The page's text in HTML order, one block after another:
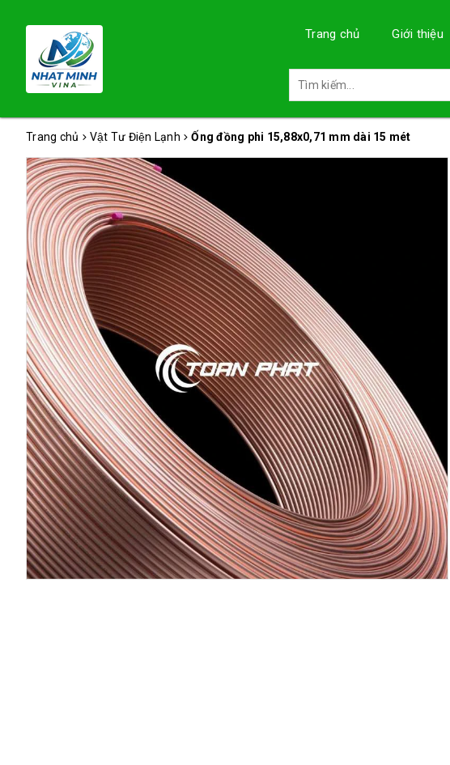
Trang chủ Giới thiệu
Trang chủ Vật Tư Điện Lạnh Ống đồng phi 15,88x0,71 mm dài 15 mét